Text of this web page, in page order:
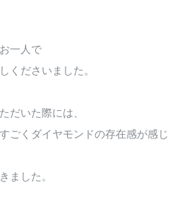
一人で
くださいました。
だいた際には、
ごくダイヤモンドの存在感が感じ
ました。